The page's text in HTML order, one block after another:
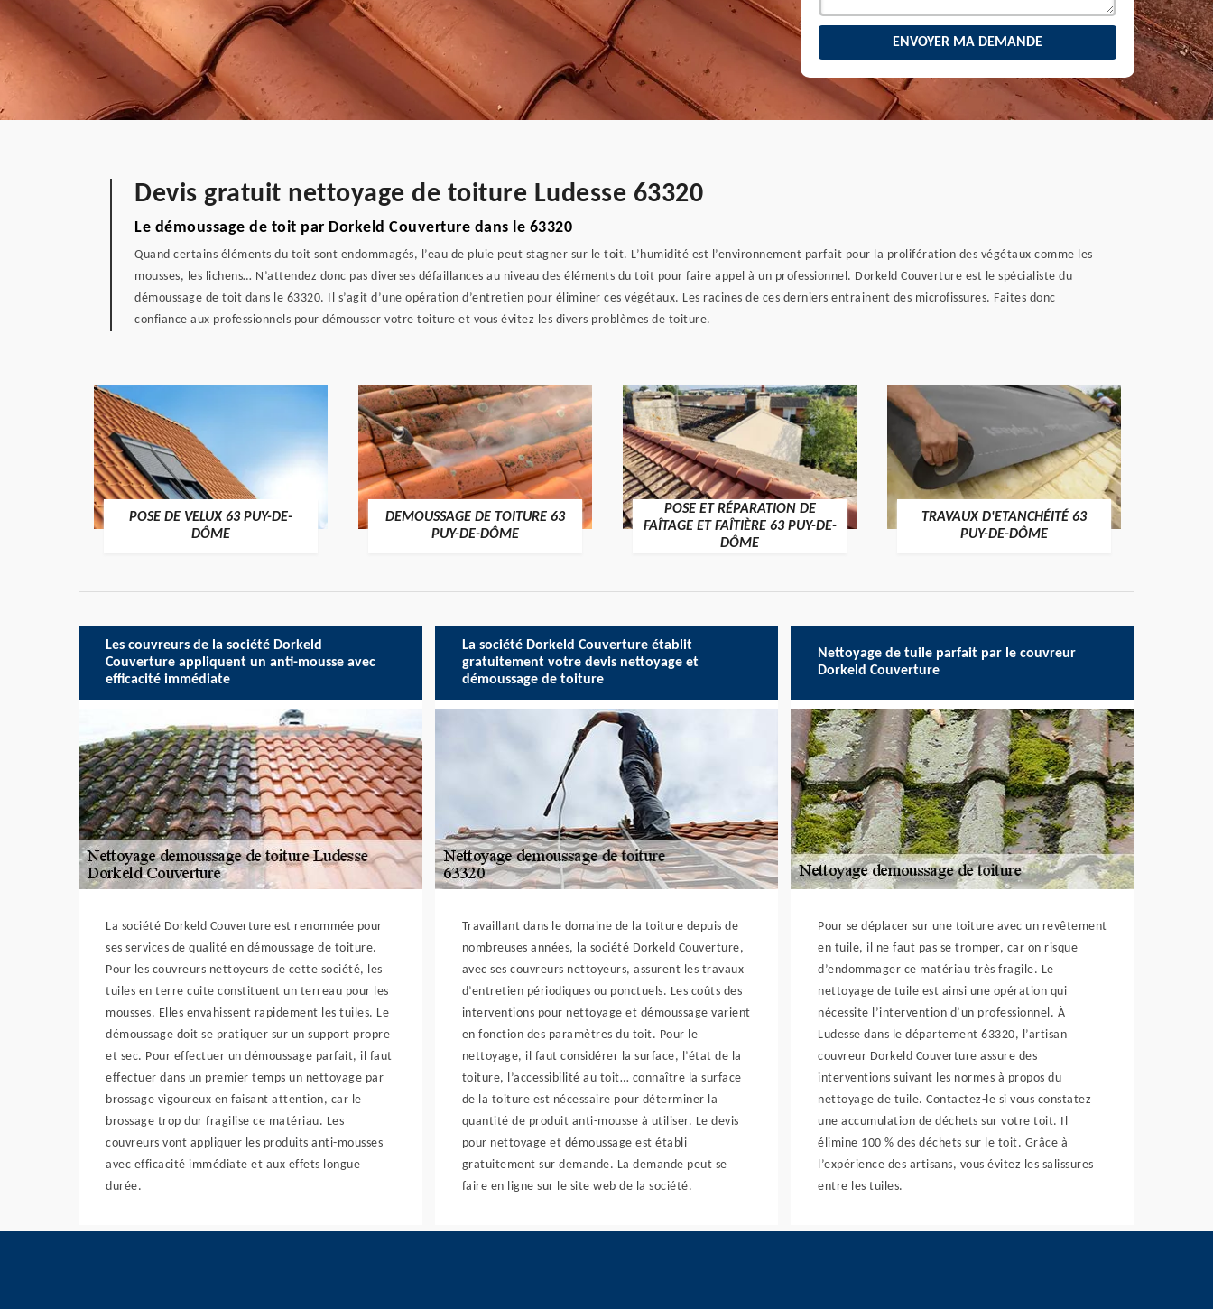
Devis gratuit nettoyage de toiture Ludesse 63320
Le démoussage de toit par Dorkeld Couverture dans le 63320
Quand certains éléments du toit sont endommagés, l’eau de pluie peut stagner sur le toit. L’humidité est l’environnement parfait pour la prolifération des végétaux comme les
mousses, les lichens… N’attendez donc pas diverses défaillances au niveau des éléments du toit pour faire appel à un professionnel. Dorkeld Couverture est le spécialiste du
démoussage de toit dans le 63320. Il s’agit d’une opération d’entretien pour éliminer ces végétaux. Les racines de ces derniers entrainent des microfissures. Faites donc
confiance aux professionnels pour démousser votre toiture et vous évitez les divers problèmes de toiture.
POSE DE VELUX 63 PUY-DE-
DÔME
DEMOUSSAGE DE TOITURE 63
PUY-DE-DÔME
POSE ET RÉPARATION DE
FAÎTAGE ET FAÎTIÈRE 63 PUY-DE-
DÔME
TRAVAUX D'ETANCHÉITÉ 63
PUY-DE-DÔME
Les couvreurs de la société Dorkeld
Couverture appliquent un anti-mousse avec
efficacité immédiate
La société Dorkeld Couverture est renommée pour
ses services de qualité en démoussage de toiture.
Pour les couvreurs nettoyeurs de cette société, les
tuiles en terre cuite constituent un terreau pour les
mousses. Elles envahissent rapidement les tuiles. Le
démoussage doit se pratiquer sur un support propre
et sec. Pour effectuer un démoussage parfait, il faut
effectuer dans un premier temps un nettoyage par
brossage vigoureux en faisant attention, car le
brossage trop dur fragilise ce matériau. Les
couvreurs vont appliquer les produits anti-mousses
avec efficacité immédiate et aux effets longue
durée.
La société Dorkeld Couverture établit
gratuitement votre devis nettoyage et
démoussage de toiture
Travaillant dans le domaine de la toiture depuis de
nombreuses années, la société Dorkeld Couverture,
avec ses couvreurs nettoyeurs, assurent les travaux
d’entretien périodiques ou ponctuels. Les coûts des
interventions pour nettoyage et démoussage varient
en fonction des paramètres du toit. Pour le
nettoyage, il faut considérer la surface, l’état de la
toiture, l’accessibilité au toit… connaître la surface
de la toiture est nécessaire pour déterminer la
quantité de produit anti-mousse à utiliser. Le devis
pour nettoyage et démoussage est établi
gratuitement sur demande. La demande peut se
faire en ligne sur le site web de la société.
Nettoyage de tuile parfait par le couvreur
Dorkeld Couverture
Pour se déplacer sur une toiture avec un revêtement
en tuile, il ne faut pas se tromper, car on risque
d’endommager ce matériau très fragile. Le
nettoyage de tuile est ainsi une opération qui
nécessite l’intervention d’un professionnel. À
Ludesse dans le département 63320, l’artisan
couvreur Dorkeld Couverture assure des
interventions suivant les normes à propos du
nettoyage de tuile. Contactez-le si vous constatez
une accumulation de déchets sur votre toit. Il
élimine 100 % des déchets sur le toit. Grâce à
l’expérience des artisans, vous évitez les salissures
entre les tuiles.